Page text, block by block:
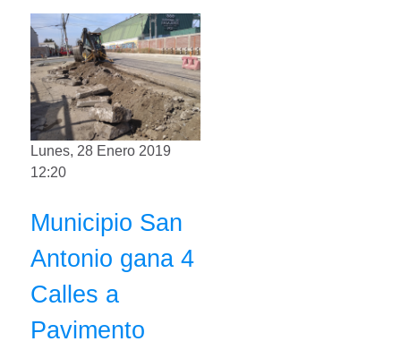
Lunes, 28 Enero 2019
12:20
Municipio San
Antonio gana 4
Calles a
Pavimento